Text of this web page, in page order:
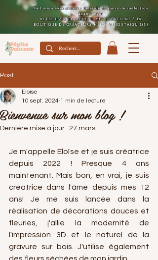
Fait main avec amour : délai de 15 jours de confection
avant envoi
Retrouvez également mes créations à la
boutique de créateurs Héloé à Montaigu (85)
Post
Bienvenue sur mon blog !
Eloïse
10 sept. 2024 1 min de lecture
Dernière mise à jour : 27 mars
Je m'appelle Eloïse et je suis créatrice
depuis 2022 ! Presque 4 ans
maintenant. Mais bon, en vrai, je suis
créatrice dans l'âme depuis mes 12
ans! Je me suis lancée dans la
réalisation de décorations douces et
fleuries, j'allie la modernité de
l'impression 3D et le naturel de la
gravure sur bois. J'utilise également